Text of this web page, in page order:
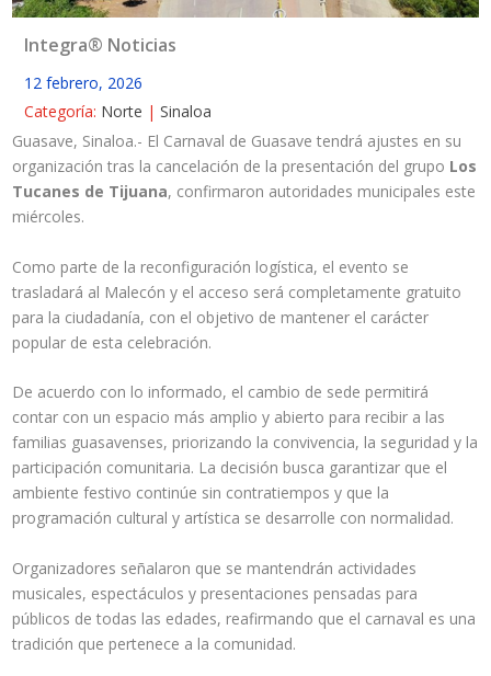
Integra® Noticias
12 febrero, 2026
Categoría: Norte |Sinaloa
Guasave, Sinaloa.- El Carnaval de Guasave tendrá ajustes en su
organización tras la cancelación de la presentación del grupo Los
Tucanes de Tijuana, confirmaron autoridades municipales este
miércoles.
Como parte de la reconfiguración logística, el evento se
trasladará al Malecón y el acceso será completamente gratuito
para la ciudadanía, con el objetivo de mantener el carácter
popular de esta celebración.
De acuerdo con lo informado, el cambio de sede permitirá
contar con un espacio más amplio y abierto para recibir a las
familias guasavenses, priorizando la convivencia, la seguridad y la
participación comunitaria. La decisión busca garantizar que el
ambiente festivo continúe sin contratiempos y que la
programación cultural y artística se desarrolle con normalidad.
Organizadores señalaron que se mantendrán actividades
musicales, espectáculos y presentaciones pensadas para
públicos de todas las edades, reafirmando que el carnaval es una
tradición que pertenece a la comunidad.